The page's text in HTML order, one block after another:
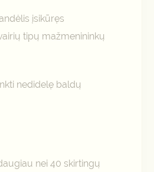
įsikūręs
tipų mažmenininkų
nedidelę baldų
nei 40 skirtingų